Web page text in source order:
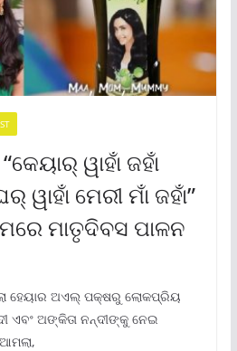
ୱାହାଁ ଜହାଁ
ୱାହାଁ ମେରୀ ମାଁ ଜହାଁ”
ମାତୃଦିବସ ପାଳନ
ହେୟାର ଅଏଲ୍ ପକ୍ଷରୁ ଲୋକପ୍ରିୟ
ଏବଂ ଅଙ୍କିତା ନନ୍ଦୀଙ୍କୁ ନେଇ